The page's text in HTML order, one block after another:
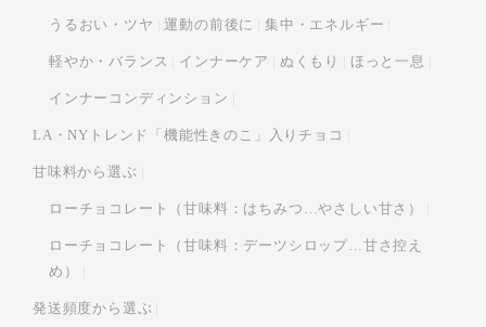
うるおい・ツヤ 運動の前後に 集中・エネルギー
軽やか・バランス インナーケア ぬくもり ほっと一息
インナーコンディンション
LA・NYトレンド「機能性きのこ」入りチョコ
甘味料から選ぶ
ローチョコレート（甘味料：はちみつ…やさしい甘さ）
ローチョコレート（甘味料：デーツシロップ…甘さ控え
め）
発送頻度から選ぶ